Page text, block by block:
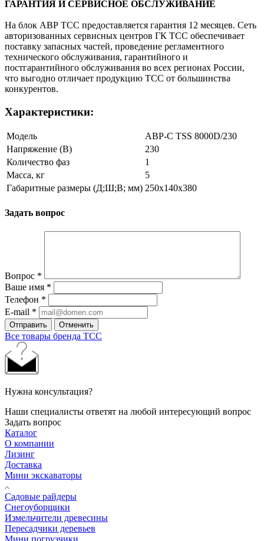
ГАРАНТИЯ И СЕРВИСНОЕ ОБСЛУЖИВАНИЕ
На блок АВР ТСС предоставляется гарантия 12 месяцев. Cеть
авторизованных сервисных центров ГК ТСС обеспечивает
поставку запасных частей, проведение регламентного
технического обслуживания, гарантийного и
постгарантийного обслуживания во всех регионах России,
что выгодно отличает продукцию ТСС от большинства
конкурентов.
Характеристики:
Модель
АВР-С TSS 8000D/230
Напряжение (В)
230
Количество фаз
1
Масса, кг
5
Габаритные размеры (Д;Ш;В; мм) 250х140х380
Задать вопрос
Вопрос *
Ваше имя *
Телефон *
E-mail *
Отправить Отменить
Все товары бренда ТСС
Нужна консультация?
Наши специалисты ответят на любой интересующий вопрос
Задать вопрос
Каталог
О компании
Лизинг
Доставка
Мини экскаваторы
Садовые райдеры
Снегоуборщики
Измельчители древесины
Пересадчики деревьев
Мини погрузчики